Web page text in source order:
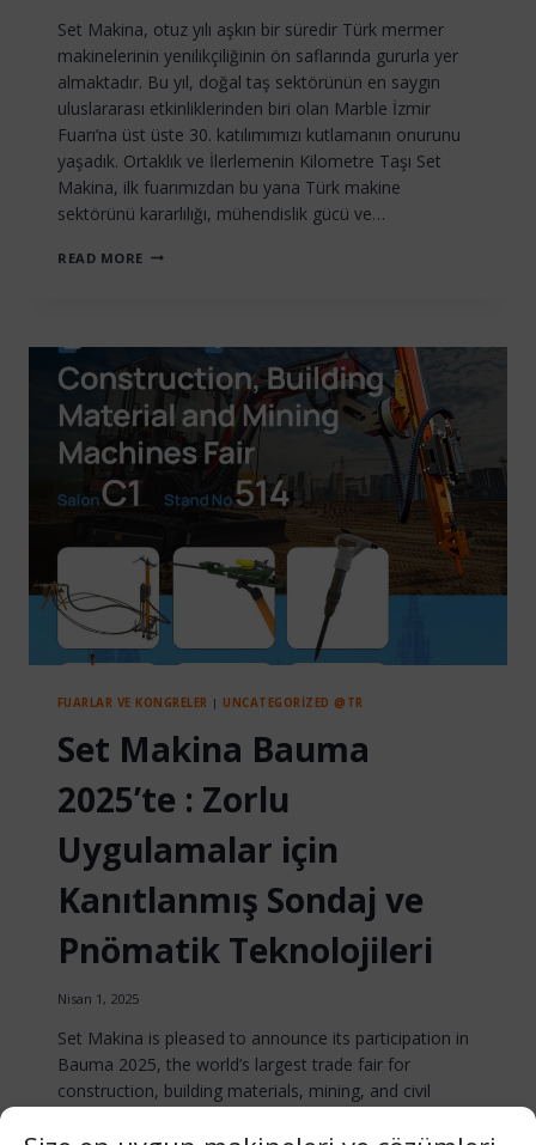
Set Makina, otuz yılı aşkın bir süredir Türk mermer
makinelerinin yenilikçiliğinin ön saflarında gururla yer
almaktadır. Bu yıl, doğal taş sektörünün en saygın
uluslararası etkinliklerinden biri olan Marble İzmir
Fuarı’na üst üste 30. katılımımızı kutlamanın onurunu
yaşadık. Ortaklık ve İlerlemenin Kilometre Taşı Set
Makina, ilk fuarımızdan bu yana Türk makine
sektörünü kararlılığı, mühendislik gücü ve…
READ MORE MARBLE
MAKINA’NIN
GÜVEN
VE
YENILIKÇILIK
MIRASI
FUARLAR VE KONGRELER |UNCATEGORIZED @TR
Set Makina Bauma
2025’te : Zorlu
Uygulamalar için
Kanıtlanmış Sondaj ve
Pnömatik Teknolojileri
Nisan 1, 2025
Set Makina is pleased to announce its participation in
Bauma 2025, the world’s largest trade fair for
construction, building materials, mining, and civil